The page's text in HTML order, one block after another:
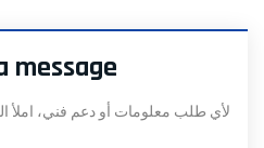
message
لأي طلب معلومات أو دعم فني، املأ